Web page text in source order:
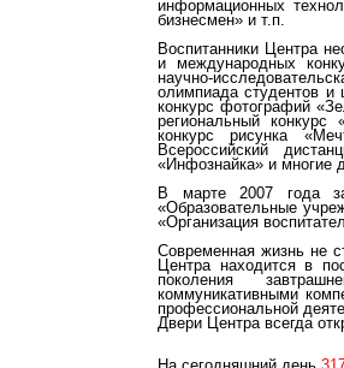
информационных
бизнесмен» и т.п.
Воспитанники Центра
и международных
научно-
олимпиада студентов и
конкурс фотографий
региональный конкурс
конкурс рисунка
Всероссийский
«Инфознайка» и многие
В марте 2007 года
«Образовательные
«Организация
Современная жизнь не
Центра находится в
поколения
коммуникативными
профессиональной
Двери Центра всегда